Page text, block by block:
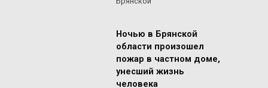
Ночью в Брянской
области произошел
пожар в частном доме,
унесший жизнь
человека